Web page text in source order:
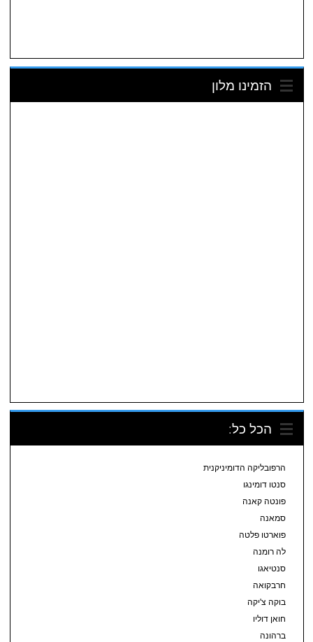
הזמינו מלון
הכל כל:
הרפובליקה הדומיניקנית
סנטו דומינגו
פונטה קאנה
סמאנה
פוארטו פלטה
לה רומנה
סנטיאגו
חרבקואה
בוקה צ'יקה
חואן דוליו
ברהונה